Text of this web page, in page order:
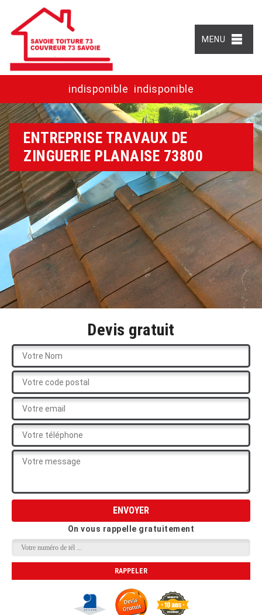
MENU
indisponible indisponible
ENTREPRISE TRAVAUX DE
ZINGUERIE PLANAISE 73800
Devis gratuit
On vous rappelle gratuitement